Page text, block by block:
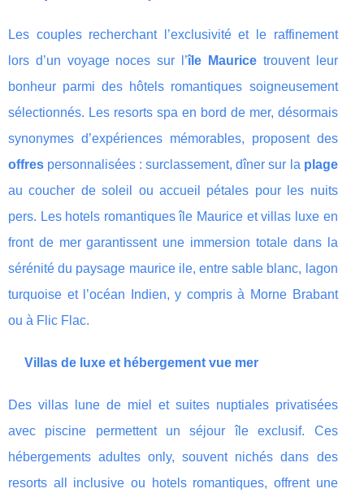
Les couples recherchant l’exclusivité et le raffinement
lors d’un voyage noces sur l’île Mauricetrouvent leur
bonheur parmi des hôtels romantiques soigneusement
sélectionnés. Les resorts spa en bord de mer, désormais
synonymes d’expériences mémorables, proposent des
offres personnalisées : surclassement, dîner sur la plage
au coucher de soleil ou accueil pétales pour les nuits
pers. Les hotels romantiques île Maurice et villas luxe en
front de mer garantissent une immersion totale dans la
sérénité du paysage maurice ile, entre sable blanc, lagon
turquoise et l’océan Indien, y compris à Morne Brabant
ou à Flic Flac.
Villas de luxe et hébergement vue mer
Des villas lune de miel et suites nuptiales privatisées
avec piscine permettent un séjour île exclusif. Ces
hébergements adultes only, souvent nichés dans des
resorts all inclusive ou hotels romantiques, offrent une